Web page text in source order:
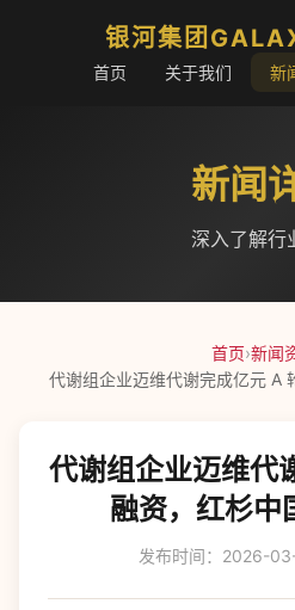
银河集团
首页 关于我们 新
新闻
深入了解行
首页›新闻
代谢组企业迈维代谢完成亿元 A
代谢组企业迈维代
融资，红杉中
发布时间：2026-